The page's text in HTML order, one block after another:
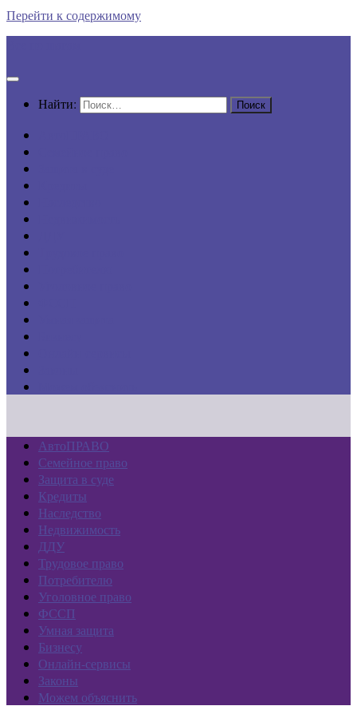
Перейти к содержимому
Найти:
АвтоПРАВО
Семейное право
Защита в суде
Кредиты
Наследство
Недвижимость
ДДУ
Трудовое право
Потребителю
Уголовное право
ФССП
Умная защита
Бизнесу
Онлайн-сервисы
Законы
Можем объяснить